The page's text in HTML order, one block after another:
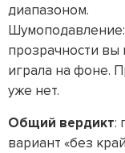
диапазоном.
прозрачности вы
играла на фоне.
уже нет.
Общий вердикт:
вариант «без